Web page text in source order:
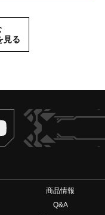
見る
ヴァンガードch
商品情報
Q&A